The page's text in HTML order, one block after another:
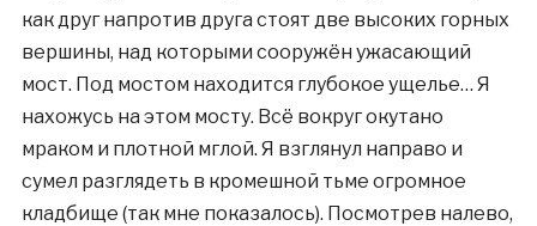
как друг напротив друга стоят две высоких горных
вершины, над которыми сооружён ужасающий
мост. Под мостом находится глубокое ущелье… Я
нахожусь на этом мосту. Всё вокруг окутано
мраком и плотной мглой. Я взглянул направо и
сумел разглядеть в кромешной тьме огромное
кладбище (так мне показалось). Посмотрев налево,